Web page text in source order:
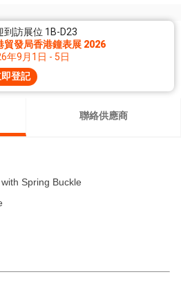
到訪展位 1B-D23
貿發局香港鐘表展 2026
年9月1日 - 5日
登記
聯絡供應商
Spring Buckle